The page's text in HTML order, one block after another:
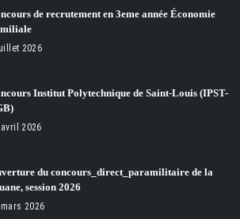
de recrutement en 3eme année Économie
2026
Institut Polytechnique de Saint-Louis (IPST-
2026
du concours_direct_paramilitaire de la
session 2026
2026